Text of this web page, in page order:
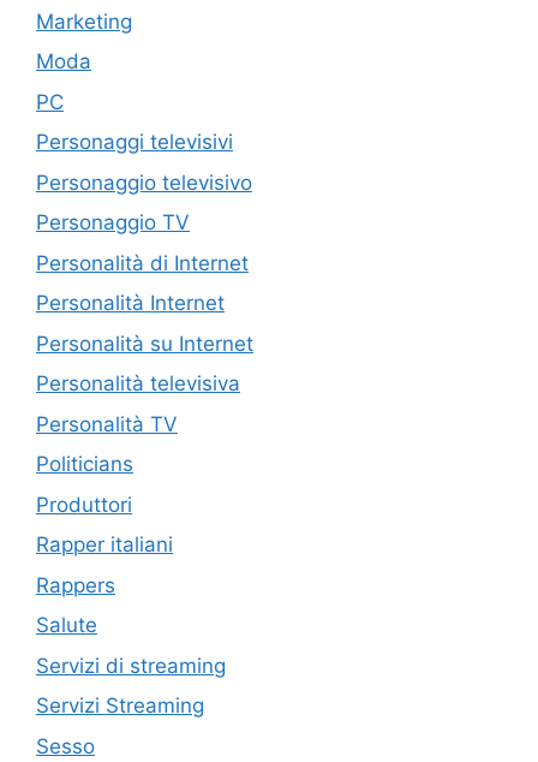
Marketing
Moda
PC
Personaggi televisivi
Personaggio televisivo
Personaggio TV
Personalità di Internet
Personalità Internet
Personalità su Internet
Personalità televisiva
Personalità TV
Politicians
Produttori
Rapper italiani
Rappers
Salute
Servizi di streaming
Servizi Streaming
Sesso